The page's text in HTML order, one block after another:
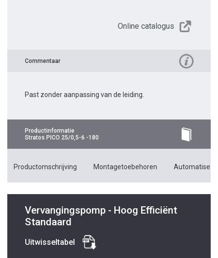
Online catalogus
Commentaar
Past zonder aanpassing van de leiding.
Productinformatie
Stratos PICO 25/0,5-6 -180
Productomschrijving Montagetoebehoren
Vervangingspomp - Hoog Efficiënt
Standaard
Uitwisseltabel